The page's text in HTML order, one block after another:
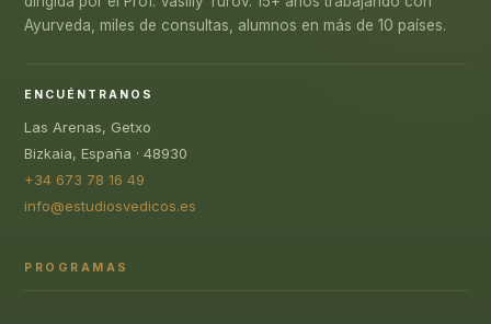
Ayurveda, miles de consultas, alumnos en más de 10 países.
ENCUÉNTRANOS
Las Arenas, Getxo
Bizkaia, España · 48930
+34 673 78 16 49
info@estudiosvedicos.es
PROGRAMAS